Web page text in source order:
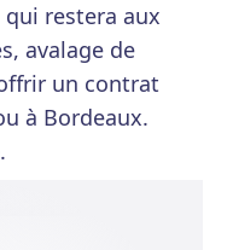
restera aux
avalage de
un contrat
à Bordeaux.